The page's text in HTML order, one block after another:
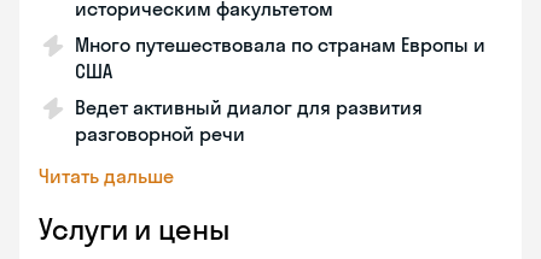
историческим факультетом
Много путешествовала по странам Европы и
США
Ведет активный диалог для развития
разговорной речи
Читать дальше
Услуги и цены